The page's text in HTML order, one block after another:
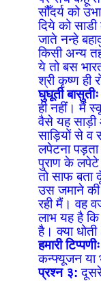
सौँदर्य को
दिये को
जाते नन्हे
किसी अन्य
ये तो बस
श्री कृष्ण ही
घुघूती बासुतीः
ही नहीं। मैं
वैसे यह साड़ी
साड़ियों से व
लपेटना
पुराण के लपेटे
तो साफ बता
उस जमाने की
रही मैं। वह
लाभ यह है
है। क्या
हमारी टिप्पणीः
कन्फ्यूजन या
प्रश्न ३: